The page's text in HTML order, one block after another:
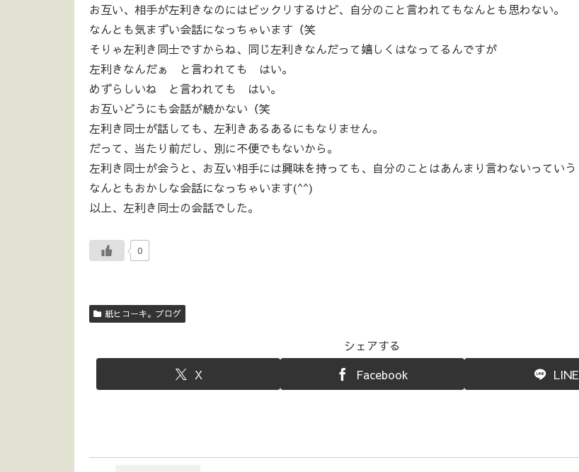
お互い、相手が左利きなのにはビックリするけど、自分のこと言われてもなんとも思わない。
なんとも気まずい会話になっちゃいます（笑
そりゃ左利き同士ですからね、同じ左利きなんだって嬉しくはなってるんですが
左利きなんだぁ と言われても はい。
めずらしいね と言われても はい。
お互いどうにも会話が続かない（笑
左利き同士が話しても、左利きあるあるにもなりません。
だって、当たり前だし、別に不便でもないから。
左利き同士が会うと、お互い相手には興味を持っても、自分のことはあんまり言わないっていう
なんともおかしな会話になっちゃいます(^^)
以上、左利き同士の会話でした。
0
紙ヒコーキ。ブログ
シェアする
X
Facebook LINE